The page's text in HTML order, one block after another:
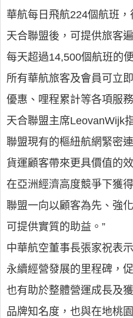
華航每日飛航224個航班
天合聯盟後，可提供旅客
每天超過14,500個航班的
所有華航旅客及會員可立
優惠、哩程累計等各項服務
天合聯盟主席LeovanWijk
聯盟現有的樞紐航網緊密
貨運顧客帶來更具價值的
在亞洲經濟高度競爭下獲
聯盟一向以顧客為先、強
可提供實質的助益。”
中華航空董事長張家祝表
永續經營發展的里程碑，
也有助於整體營運成長及
品牌知名度，也與在地桃